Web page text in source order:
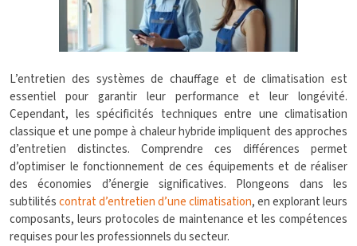
L’entretien des systèmes de chauffage et de climatisation est
essentiel pour garantir leur performance et leur longévité.
Cependant, les spécificités techniques entre une climatisation
classique et une pompe à chaleur hybride impliquent des approches
d’entretien distinctes. Comprendre ces différences permet
d’optimiser le fonctionnement de ces équipements et de réaliser
des économies d’énergie significatives. Plongeons dans les
subtilitéscontrat d’entretien d’une climatisation, en explorant leurs
composants, leurs protocoles de maintenance et les compétences
requises pour les professionnels du secteur.